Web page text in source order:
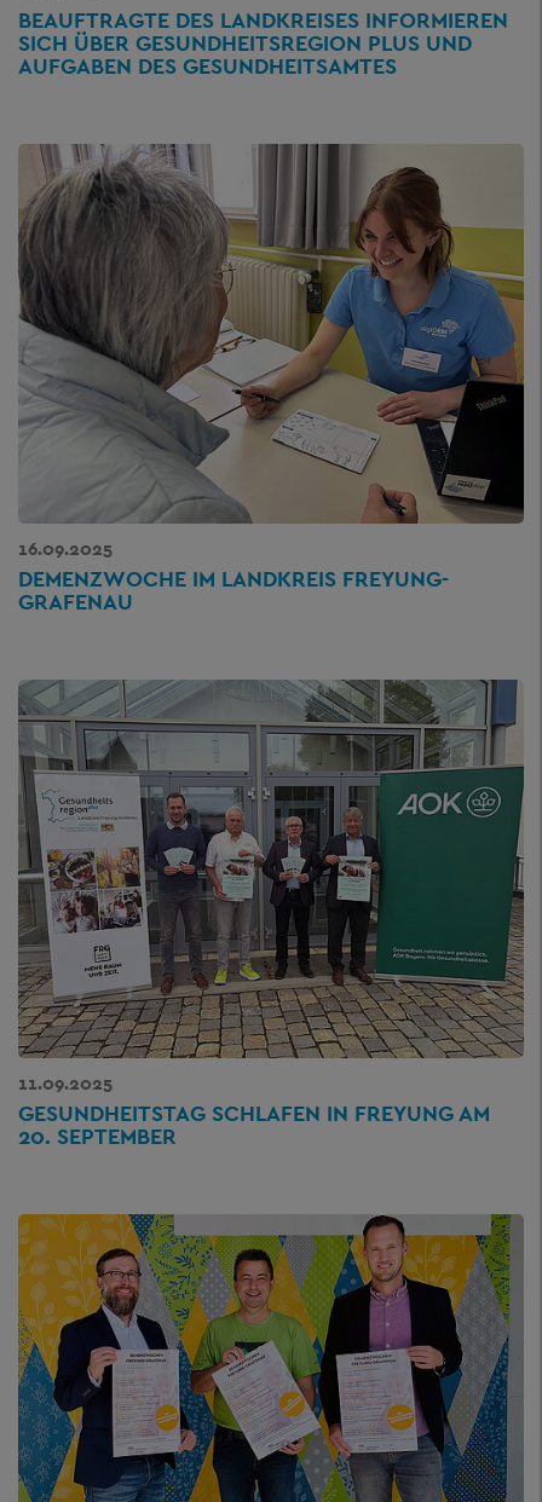
BEAUFTRAGTE DES LANDKREISES INFORMIEREN
SICH ÜBER GESUNDHEITSREGION PLUS UND
AUFGABEN DES GESUNDHEITSAMTES
16.09.2025
DEMENZWOCHE IM LANDKREIS FREYUNG-
GRAFENAU
11.09.2025
GESUNDHEITSTAG SCHLAFEN IN FREYUNG AM
20. SEPTEMBER